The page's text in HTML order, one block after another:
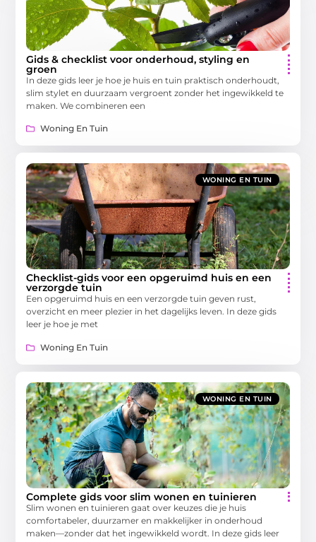
Gids & checklist voor onderhoud, styling en
groen
In deze gids leer je hoe je huis en tuin praktisch onderhoudt,
slim stylet en duurzaam vergroent zonder het ingewikkeld te
maken. We combineren een
Woning En Tuin
WONING EN TUIN
Checklist-gids voor een opgeruimd huis en een
verzorgde tuin
Een opgeruimd huis en een verzorgde tuin geven rust,
overzicht en meer plezier in het dagelijks leven. In deze gids
leer je hoe je met
Woning En Tuin
WONING EN TUIN
Complete gids voor slim wonen en tuinieren
Slim wonen en tuinieren gaat over keuzes die je huis
comfortabeler, duurzamer en makkelijker in onderhoud
maken—zonder dat het ingewikkeld wordt. In deze gids leer